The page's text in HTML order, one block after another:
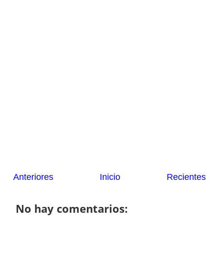
Recientes
Anteriores Inicio
No hay comentarios: